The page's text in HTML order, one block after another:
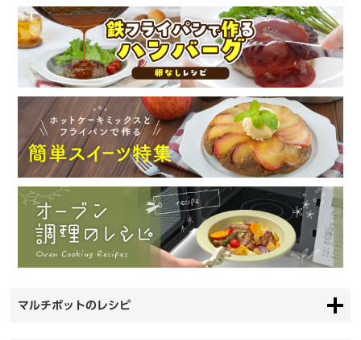
マルチポットのレシピ